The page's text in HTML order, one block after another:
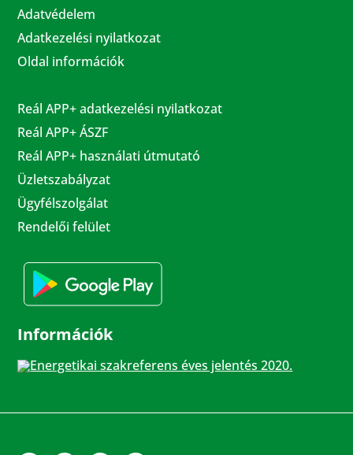
Adatvédelem
Adatkezelési nyilatkozat
Oldal információk
Reál APP+ adatkezelési nyilatkozat
Reál APP+ ÁSZF
Reál APP+ használati útmutató
Üzletszabályzat
Ügyfélszolgálat
Rendelői felület
Információk
Energetikai szakreferens éves jelentés 2020.